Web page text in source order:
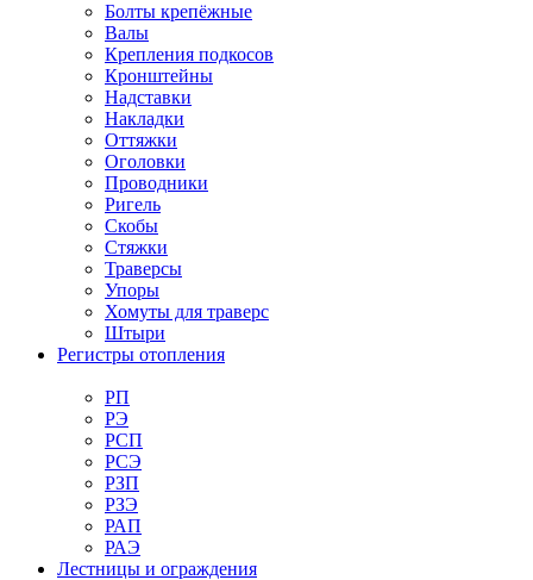
Болты крепёжные
Валы
Крепления подкосов
Кронштейны
Надставки
Накладки
Оттяжки
Оголовки
Проводники
Ригель
Скобы
Стяжки
Траверсы
Упоры
Хомуты для траверс
Штыри
Регистры отопления
РП
РЭ
РСП
РСЭ
РЗП
РЗЭ
РАП
РАЭ
Лестницы и ограждения